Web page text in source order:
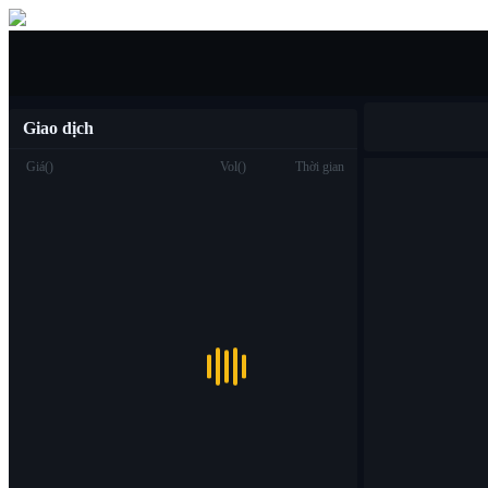
Giao dịch
Giá() Vol () Thời gian